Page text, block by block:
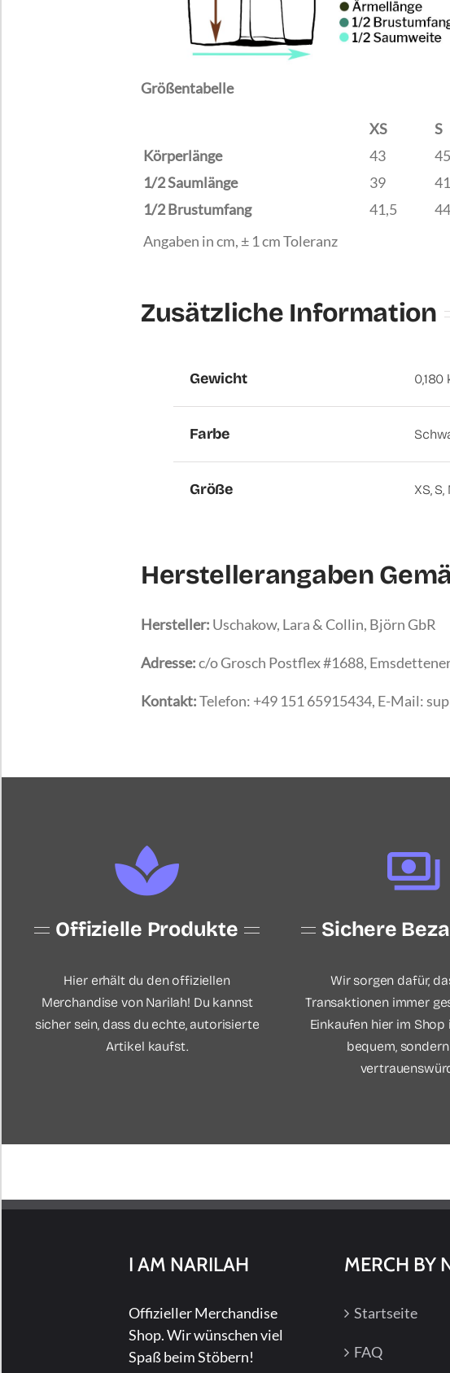
Größentabelle
XS S
Körperlänge
43 45
1/2 Saumlänge
39
1/2 Brustumfang
41,5 44
Angaben in cm, ± 1 cm Toleranz
Zusätzliche Information
Gewicht 0,180
Farbe
Größe XS, S,
Herstellerangaben
Hersteller: Uschakow, Lara & Collin, Björn GbR
Adresse:c/o Grosch Postflex #1688,
Kontakt:Telefon: +49 151 65915434, E-Mail:
Offizielle Produkte
Hier erhält du den offiziellen
Merchandise von Narilah! Du kannst
sicher sein, dass du echte, autorisierte
Artikel kaufst.
Sichere
Wir sorgen dafür,
Transaktionen immer
Einkaufen hier im
bequem,
I AM NARILAH
Offizieller Merchandise
Shop. Wir wünschen viel
Spaß beim Stöbern!
MERCH BY
Startseite
FAQ